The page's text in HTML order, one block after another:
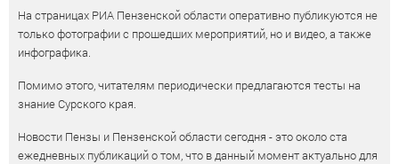
На страницах РИА Пензенской области оперативно публикуются не
только фотографии с прошедших мероприятий, но и видео, а также
инфографика.
Помимо этого, читателям периодически предлагаются тесты на
знание Сурского края.
Новости Пензы и Пензенской области сегодня - это около ста
ежедневных публикаций о том, что в данный момент актуально для